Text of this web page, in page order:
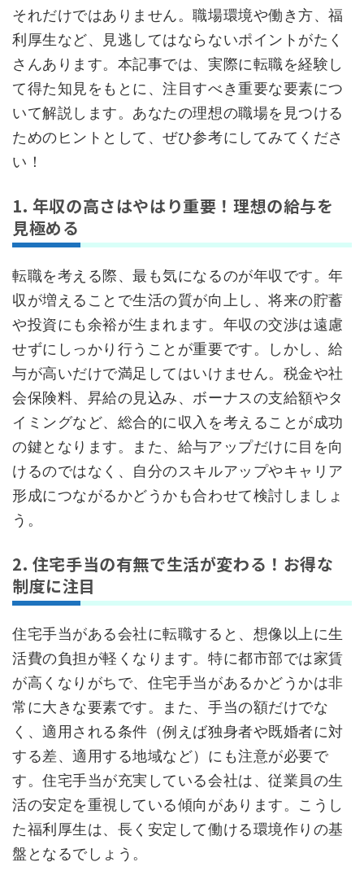
それだけではありません。職場環境や働き方、福
利厚生など、見逃してはならないポイントがたく
さんあります。本記事では、実際に転職を経験し
て得た知見をもとに、注目すべき重要な要素につ
いて解説します。あなたの理想の職場を見つける
ためのヒントとして、ぜひ参考にしてみてくださ
い！
1. 年収の高さはやはり重要！理想の給与を
見極める
転職を考える際、最も気になるのが年収です。年
収が増えることで生活の質が向上し、将来の貯蓄
や投資にも余裕が生まれます。年収の交渉は遠慮
せずにしっかり行うことが重要です。しかし、給
与が高いだけで満足してはいけません。税金や社
会保険料、昇給の見込み、ボーナスの支給額やタ
イミングなど、総合的に収入を考えることが成功
の鍵となります。また、給与アップだけに目を向
けるのではなく、自分のスキルアップやキャリア
形成につながるかどうかも合わせて検討しましょ
う。
2. 住宅手当の有無で生活が変わる！お得な
制度に注目
住宅手当がある会社に転職すると、想像以上に生
活費の負担が軽くなります。特に都市部では家賃
が高くなりがちで、住宅手当があるかどうかは非
常に大きな要素です。また、手当の額だけでな
く、適用される条件（例えば独身者や既婚者に対
する差、適用する地域など）にも注意が必要で
す。住宅手当が充実している会社は、従業員の生
活の安定を重視している傾向があります。こうし
た福利厚生は、長く安定して働ける環境作りの基
盤となるでしょう。